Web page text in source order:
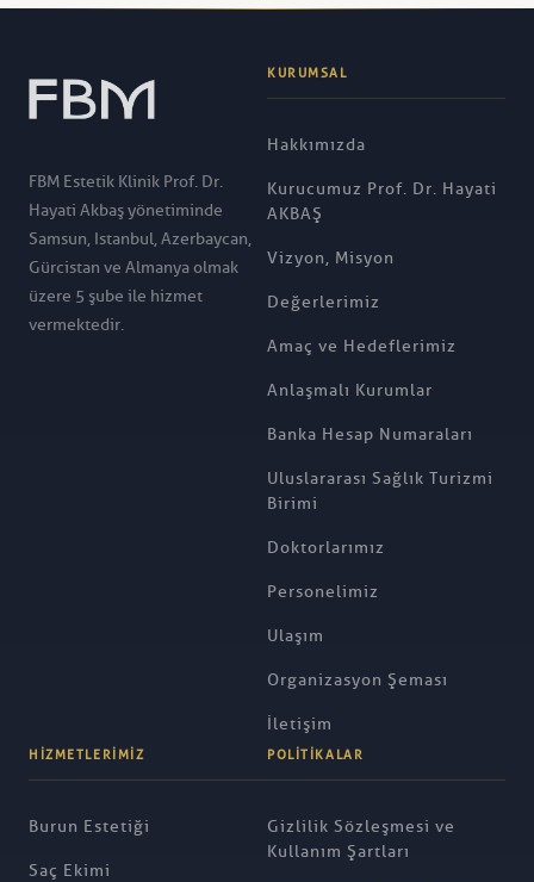
FBM Estetik Klinik Prof. Dr.
Hayati Akbaş yönetiminde
Samsun, Istanbul, Azerbaycan,
Gürcistan ve Almanya olmak
üzere 5 şube ile hizmet
vermektedir.
KURUMSAL
Hakkımızda
Kurucumuz Prof. Dr. Hayati
AKBAŞ
Vizyon, Misyon
Değerlerimiz
Amaç ve Hedeflerimiz
Anlaşmalı Kurumlar
Banka Hesap Numaraları
Uluslararası Sağlık Turizmi
Birimi
Doktorlarımız
Personelimiz
Ulaşım
Organizasyon Şeması
İletişim
HIZMETLERIMIZ
Burun Estetiği
Saç Ekimi
POLITIKALAR
Gizlilik Sözleşmesi ve
Kullanım Şartları